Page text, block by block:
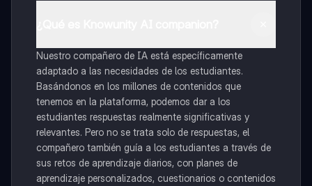
Nuestro compañero de IA está específicamente
adaptado a las necesidades de los estudiantes.
Basándonos en los millones de contenidos que
tenemos en la plataforma, podemos dar a los
estudiantes respuestas realmente significativas y
relevantes. Pero no se trata solo de respuestas, el
compañero también guía a los estudiantes a través de
sus retos de aprendizaje diarios, con planes de
aprendizaje personalizados, cuestionarios o contenidos